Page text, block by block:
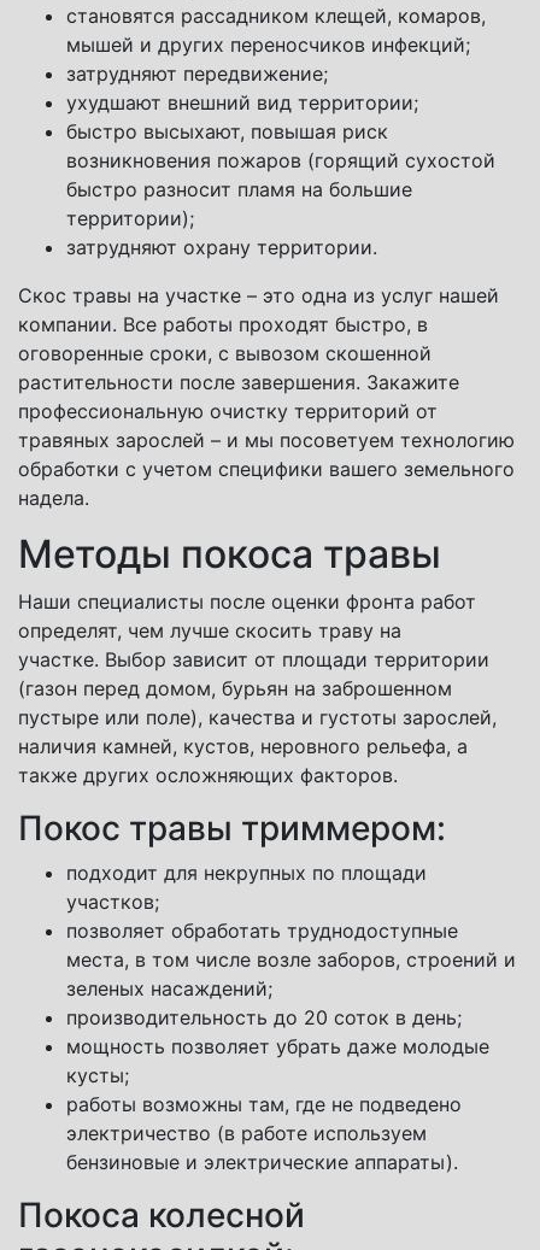
становятся рассадником клещей, комаров,
мышей и других переносчиков инфекций;
затрудняют передвижение;
ухудшают внешний вид территории;
быстро высыхают, повышая риск
возникновения пожаров (горящий сухостой
быстро разносит пламя на большие
территории);
затрудняют охрану территории.
Скос травы на участке – это одна из услуг нашей
компании. Все работы проходят быстро, в
оговоренные сроки, с вывозом скошенной
растительности после завершения. Закажите
профессиональную очистку территорий от
травяных зарослей – и мы посоветуем технологию
обработки с учетом специфики вашего земельного
надела.
Методы покоса травы
Наши специалисты после оценки фронта работ
определят, чем лучше скосить траву на
участке. Выбор зависит от площади территории
(газон перед домом, бурьян на заброшенном
пустыре или поле), качества и густоты зарослей,
наличия камней, кустов, неровного рельефа, а
также других осложняющих факторов.
Покос травы триммером:
подходит для некрупных по площади
участков;
позволяет обработать труднодоступные
места, в том числе возле заборов, строений и
зеленых насаждений;
производительность до 20 соток в день;
мощность позволяет убрать даже молодые
кусты;
работы возможны там, где не подведено
электричество (в работе используем
бензиновые и электрические аппараты).
Покоса колесной